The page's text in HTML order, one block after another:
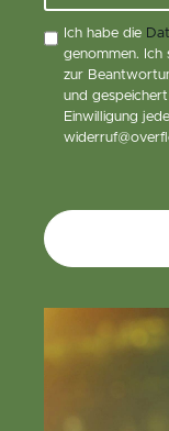
Ich habe die
genommen. Ich
zur
und
Einwilligung